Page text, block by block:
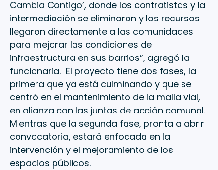
Cambia Contigo’, donde los contratistas y la
intermediación se eliminaron y los recursos
llegaron directamente a las comunidades
para mejorar las condiciones de
infraestructura en sus barrios”, agregó la
funcionaria. El proyecto tiene dos fases, la
primera que ya está culminando y que se
centró en el mantenimiento de la malla vial,
en alianza con las juntas de acción comunal.
Mientras que la segunda fase, pronta a abrir
convocatoria, estará enfocada en la
intervención y el mejoramiento de los
espacios públicos.